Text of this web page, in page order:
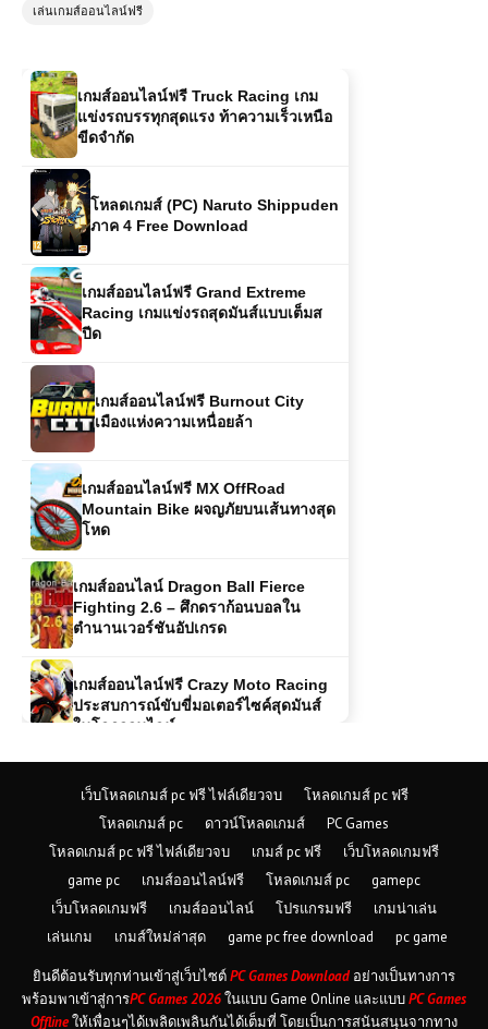
เล่นเกมส์ออนไลน์ฟรี
เกมส์ออนไลน์ฟรี Truck Racing เกม
โหลดเกมส์ (PC) Naruto Shippuden
ภาค 4 Free Download
เกมส์ออนไลน์ฟรี Grand Extreme
Racing เกมแข่งรถสุดมันส์แบบเต็มส
ปีด
เกมส์ออนไลน์ฟรี Burnout City
เมืองแห่งความเหนื่อยล้า
เกมส์ออนไลน์ฟรี MX OffRoad
Mountain Bike ผจญภัยบนเส้นทางสุด
โหด
เกมส์ออนไลน์ Dragon Ball Fierce
Fighting 2.6 – ศึกดราก้อนบอลใน
ตำนานเวอร์ชันอัปเกรด
เกมส์ออนไลน์ฟรี Crazy Moto Racing
ประสบการณ์ขับขี่มอเตอร์ไซค์สุดมันส์
โหลดเกมส์ (PC) Car Mechanic
Simulator 2021 ฟรี
เกมส์ออนไลน์ Age Of Battle เกม
วางแผนสงครามสุดคลาสสิก เล่นฟรี
เกมส์ออนไลน์ Motorbike Traffic
ความท้าทายบนท้องถนนที่ไม่เคยหยุด
นิ่ง
เกมส์ออนไลน์ Shadow Fighters:
Hero Duel – ศึกนักสู้เงาที่เข้มข้นและ
เว็บโหลดเกมส์ pc ฟรี ไฟล์เดียวจบ
โหลดเกมส์ pc ฟรี
โหลดเกมส์ pc
ดาวน์โหลดเกมส์
PC Games
โหลดเกมส์ pc ฟรี ไฟล์เดียวจบ
เกมส์ pc ฟรี
เว็บโหลดเกมฟรี
game pc
เกมส์ออนไลน์ฟรี โหลดเกมส์ pc
gamepc
เว็บโหลดเกมฟรี
เกมส์ออนไลน์ โปรแกรมฟรี
เกมน่าเล่น
เล่นเกม
เกมส์ใหม่ล่าสุด game pc free download pc game
ยินดีต้อนรับทุกท่านเข้าสู่เว็บไซต์PC Games Download อย่างเป็นทางการ
พร้อมพาเข้าสู่การPC Games 2026ในแบบ Game Online และแบบPC Games
Offlineให้เพื่อนๆได้เพลิดเพลินกันได้เต็มที่ โดยเป็นการสนันสนุนจากทาง